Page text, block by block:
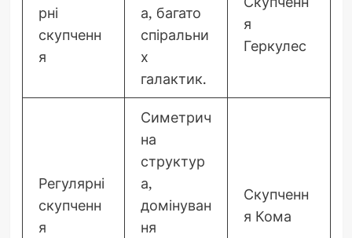
рні
скупченн
я
а, багато
спіральни
х
галактик.
я
Геркулес
Регулярні
скупченн
я
Симетрич
на
структур
а,
домінуван
ня
Скупченн
я Кома